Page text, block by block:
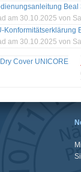
Beal
am 30.10.2025 von
Konformitätserklärung
am 30.10.2025 von
Cover UNICORE